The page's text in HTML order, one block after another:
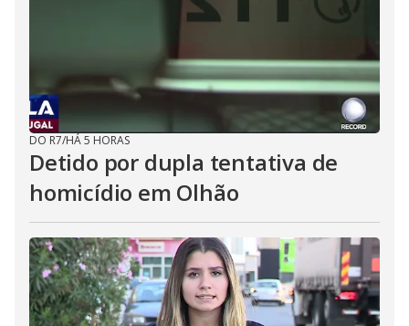
DO R7/HÁ 5 HORAS
Detido por dupla tentativa de
homicídio em Olhão